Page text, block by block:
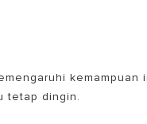
tetap dingin.